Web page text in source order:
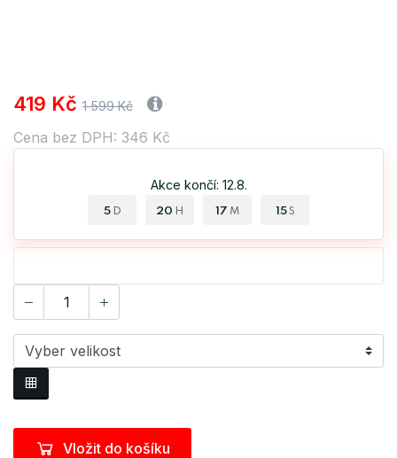
419 Kč 1 599 Kč
Cena bez DPH: 346 Kč
Akce končí: 12.8.
5 D 20 H 17 M 15 S
Vložit do košíku